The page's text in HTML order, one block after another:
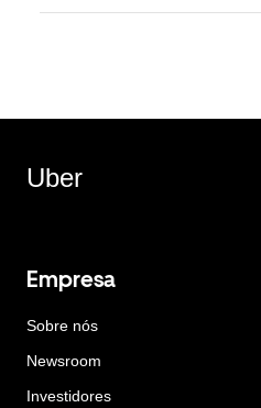
Uber
Empresa
Sobre nós
Newsroom
Investidores